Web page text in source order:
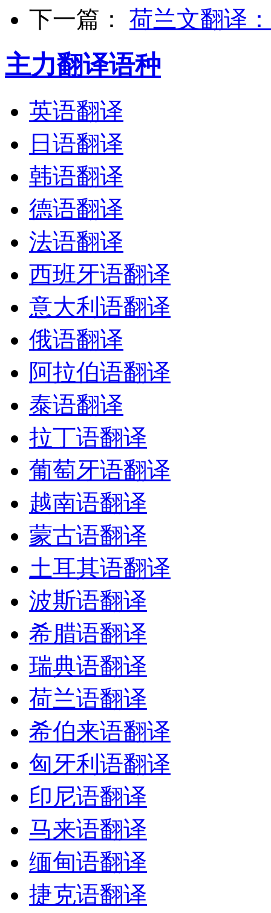
下一篇： 荷兰文翻译
主力翻译语种
英语翻译
日语翻译
韩语翻译
德语翻译
法语翻译
西班牙语翻译
意大利语翻译
俄语翻译
阿拉伯语翻译
泰语翻译
拉丁语翻译
葡萄牙语翻译
越南语翻译
蒙古语翻译
土耳其语翻译
波斯语翻译
希腊语翻译
瑞典语翻译
荷兰语翻译
希伯来语翻译
匈牙利语翻译
印尼语翻译
马来语翻译
缅甸语翻译
捷克语翻译